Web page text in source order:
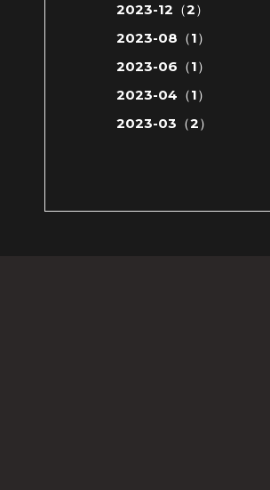
2023-12（2）
2023-08（1）
2023-06（1）
2023-04（1）
2023-03（2）